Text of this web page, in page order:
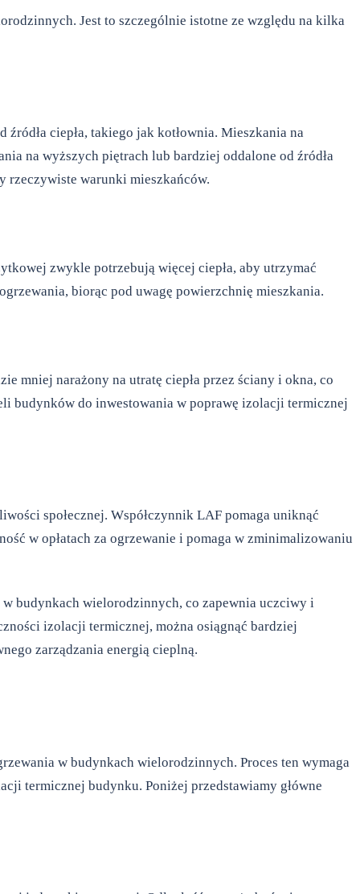
Jest to szczególnie istotne ze względu na kilka
ciepła, takiego jak kotłownia. Mieszkania na
na wyższych piętrach lub bardziej oddalone od źródła
rzeczywiste warunki mieszkańców.
zwykle potrzebują więcej ciepła, aby utrzymać
biorąc pod uwagę powierzchnię mieszkania.
mniej narażony na utratę ciepła przez ściany i okna, co
budynków do inwestowania w poprawę izolacji termicznej
społecznej. Współczynnik LAF pomaga uniknąć
w opłatach za ogrzewanie i pomaga w zminimalizowaniu
budynkach wielorodzinnych, co zapewnia uczciwy i
izolacji termicznej, można osiągnąć bardziej
zarządzania energią cieplną.
w budynkach wielorodzinnych. Proces ten wymaga
termicznej budynku. Poniżej przedstawiamy główne